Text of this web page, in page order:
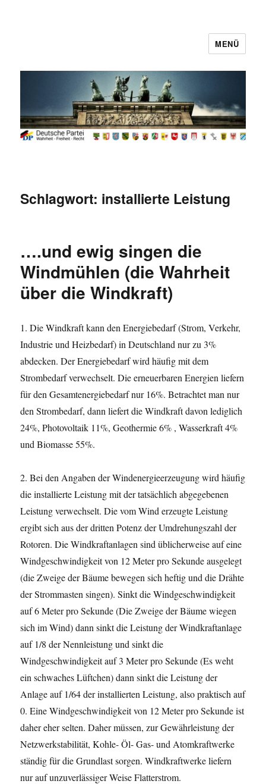
MENÜ
Schlagwort: installierte Leistung
….und ewig singen die
Windmühlen (die Wahrheit
über die Windkraft)
1. Die Windkraft kann den Energiebedarf (Strom, Verkehr,
Industrie und Heizbedarf) in Deutschland nur zu 3%
abdecken. Der Energiebedarf wird häufig mit dem
Strombedarf verwechselt. Die erneuerbaren Energien liefern
für den Gesamtenergiebedarf nur 16%. Betrachtet man nur
den Strombedarf, dann liefert die Windkraft davon lediglich
24%, Photovoltaik 11%, Geothermie 6% , Wasserkraft 4%
und Biomasse 55%.
2. Bei den Angaben der Windenergieerzeugung wird häufig
die installierte Leistung mit der tatsächlich abgegebenen
Leistung verwechselt. Die vom Wind erzeugte Leistung
ergibt sich aus der dritten Potenz der Umdrehungszahl der
Rotoren. Die Windkraftanlagen sind üblicherweise auf eine
Windgeschwindigkeit von 12 Meter pro Sekunde ausgelegt
(die Zweige der Bäume bewegen sich heftig und die Drähte
der Strommasten singen). Sinkt die Windgeschwindigkeit
auf 6 Meter pro Sekunde (Die Zweige der Bäume wiegen
sich im Wind) dann sinkt die Leistung der Windkraftanlage
auf 1/8 der Nennleistung und sinkt die
Windgeschwindigkeit auf 3 Meter pro Sekunde (Es weht
ein schwaches Lüftchen) dann sinkt die Leistung der
Anlage auf 1/64 der installierten Leistung, also praktisch auf
0. Eine Windgeschwindigkeit von 12 Meter pro Sekunde ist
daher eher selten. Daher müssen, zur Gewährleistung der
Netzwerkstabilität, Kohle- Öl- Gas- und Atomkraftwerke
ständig für die Grundlast sorgen. Windkraftwerke liefern
nur auf unzuverlässiger Weise Flatterstrom.